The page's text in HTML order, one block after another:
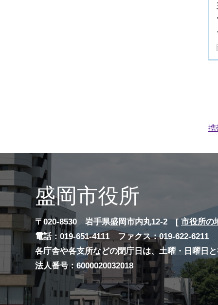
携
盛岡市役所
〒020-8530 岩手県盛岡市内丸12-2 [ 市役所の
電話：019-651-4111 ファクス：019-622-6211
各庁舎や各支所などの閉庁日は、土曜・日曜日
法人番号：6000020032018